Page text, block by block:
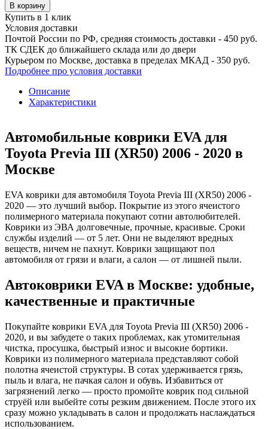
В корзину
Купить в 1 клик
Условия доставки
Почтой России по РФ, средняя стоимость доставки - 450 руб.
ТК СДЕК до ближайшего склада или до двери
Курьером по Москве, доставка в пределах МКАД - 350 руб.
Подробнее про условия доставки
Описание
Характеристики
Автомобильные коврики EVA для
Toyota Previa III (XR50) 2006 - 2020 в
Москве
EVA коврики для автомобиля Toyota Previa III (XR50) 2006 -
2020 — это лучший выбор. Покрытие из этого ячеистого
полимерного материала покупают сотни автолюбителей.
Коврики из ЭВА долговечные, прочные, красивые. Сроки
службы изделий — от 5 лет. Они не выделяют вредных
веществ, ничем не пахнут. Коврики защищают пол
автомобиля от грязи и влаги, а салон — от лишней пыли.
Автоковрики EVA в Москве: удобные,
качественные и практичные
Покупайте коврики EVA для Toyota Previa III (XR50) 2006 -
2020, и вы забудете о таких проблемах, как утомительная
чистка, просушка, быстрый износ и высокие бортики.
Коврики из полимерного материала представляют собой
полотна ячеистой структуры. В сотах удерживается грязь,
пыль и влага, не пачкая салон и обувь. Избавиться от
загрязнений легко — просто промойте коврик под сильной
струёй или выбейте соты резким движением. После этого их
сразу можно укладывать в салон и продолжать наслаждаться
использованием.